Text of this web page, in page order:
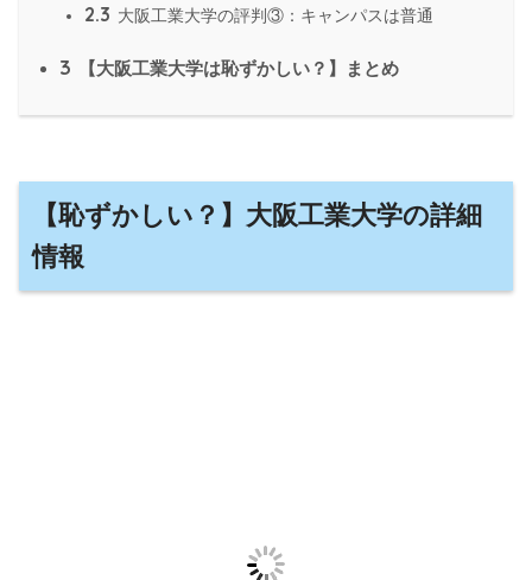
2.3 大阪工業大学の評判③：キャンパスは普通
3 【大阪工業大学は恥ずかしい？】まとめ
【恥ずかしい？】大阪工業大学の詳細
情報